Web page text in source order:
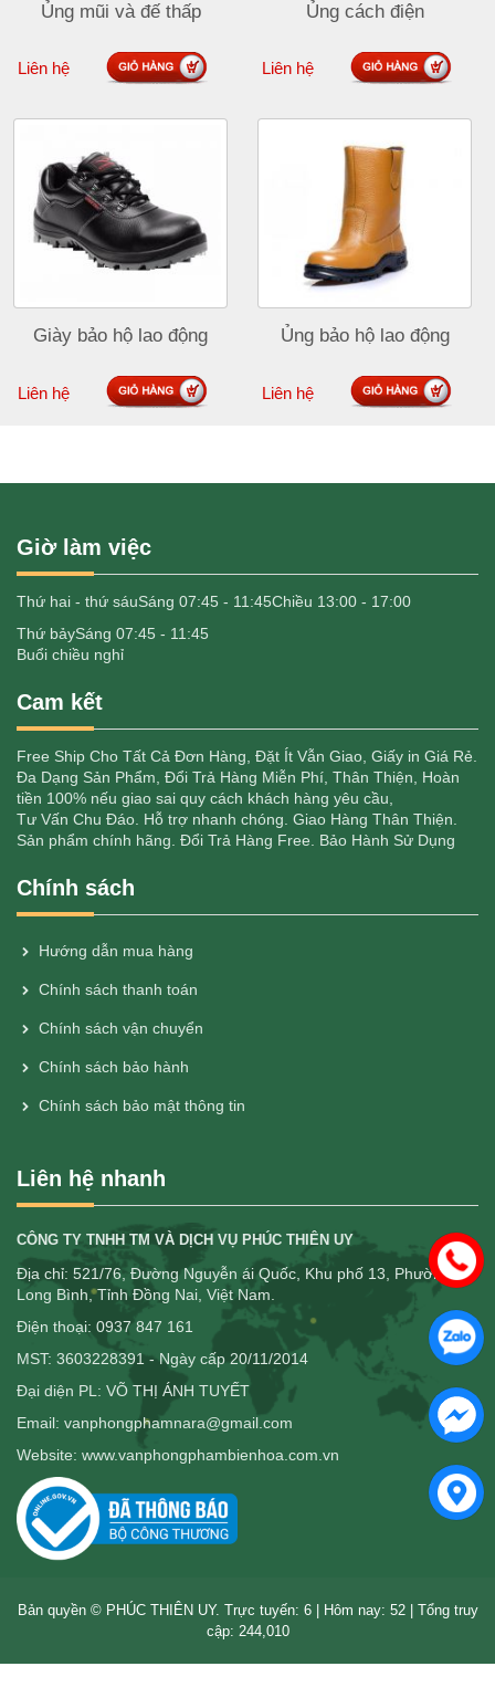
Ủng mũi và đế thấp
Liên hệ
Ủng cách điện
Liên hệ
Giày bảo hộ lao động
Liên hệ
Ủng bảo hộ lao động
Liên hệ
Giờ làm việc
Thứ hai - thứ sáuSáng 07:45 - 11:45Chiều 13:00 - 17:00
Thứ bảySáng 07:45 - 11:45
Buổi chiều nghỉ
Cam kết
Free Ship Cho Tất Cả Đơn Hàng, Đặt Ít Vẫn Giao, Giấy in Giá Rẻ.
Đa Dạng Sản Phẩm, Đổi Trả Hàng Miễn Phí, Thân Thiện, Hoàn
tiền 100% nếu giao sai quy cách khách hàng yêu cầu,
Tư Vấn Chu Đáo. Hỗ trợ nhanh chóng. Giao Hàng Thân Thiện.
Sản phẩm chính hãng. Đổi Trả Hàng Free. Bảo Hành Sử Dụng
Chính sách
Hướng dẫn mua hàng
Chính sách thanh toán
Chính sách vận chuyển
Chính sách bảo hành
Chính sách bảo mật thông tin
Liên hệ nhanh
CÔNG TY TNHH TM VÀ DỊCH VỤ PHÚC THIÊN UY
Địa chỉ: 521/76, Đường Nguyễn ái Quốc, Khu phố 13, Phường
Long Bình, Tỉnh Đồng Nai, Việt Nam.
Điện thoại: 0937 847 161
MST: 3603228391 - Ngày cấp 20/11/2014
Đại diện PL: VÕ THỊ ÁNH TUYẾT
Email: vanphongphamnara@gmail.com
Website: www.vanphongphambienhoa.com.vn
Bản quyền © PHÚC THIÊN UY. Trực tuyến: 6 | Hôm nay: 52 | Tổng truy
cập: 244,010